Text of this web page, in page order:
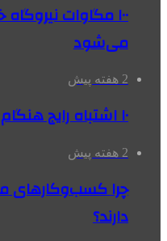
۱۰۰ مگاوات
می‌شود
2 هفته پیش
۱۰ اشتباه رایج هنگام انتخاب تاورکرین برای پروژه
2 هفته پیش
چرا کسب‌وکارهای
دارند؟